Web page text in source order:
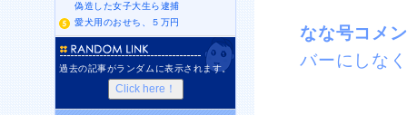
なな号コ
バーにしな
偽造した女子大生ら逮捕
愛犬用のおせち、５万円
過去の記事がランダムに表示されます。